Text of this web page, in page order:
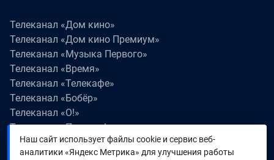
Телеканал «Дом кино»
Телеканал «Дом кино Премиум»
Телеканал «Музыка Первого»
Телеканал «Время»
Телеканал «Телекафе»
Телеканал «Бобёр»
Телеканал «О!»
Телеканал «Поехали!»
Телеканал «Победа»
Телеканал «Лапки LIVE»
Наш сайт использует файлы cookie и сервис веб-
аналитики «Яндекс Метрика» для улучшения работы